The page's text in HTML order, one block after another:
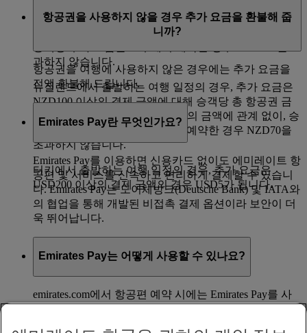
AUD100 이상의 결제 금액에 대해 승객당 총 항공권 금
액의 0.91%에 해당합니다. 항공권의 금액에 관계 없이,
과하지 않습니다.
뉴질랜드에서 출발하는 여행 일정의 경우, 추가 요금은
NZD100 이상의 결제 금액에 대해 승객당 총 항공권 금
액의 1.5%에 해당합니다. 항공권의 금액에 관계 없이, 승
객당 추가 요금은 뉴질랜드에서 예약한 경우 NZD70을
초과하지 않습니다.
터키에서 출발하는 여행 일정의 경우, 추가 요금은
USD200 이상의 결제 금액의 경우 USD5가 됩니다.
항공권을 사용하지 않을 경우 추가 요금을 환불해 줍
니까?
항공권을 여행에 사용하지 않은 경우에는 추가 요금을
전액 환불해 드립니다.
Emirates Pay란 무엇인가요?
Emirates Pay를 이용하면 신용카드 없이도 에미레이트 항
공편 및 서비스를 신속하고 편리하게 결제할 수 있습니
다. Emirates Pay는 도이체방크(Deutsche Bank) 및 IATA와
의 협업을 통해 개발된 비접촉 결제 옵션이라 보안이 더
욱 뛰어납니다.
Emirates Pay는 어떻게 사용할 수 있나요?
emirates.com에서 항공편 예약 시에는 Emirates Pay를 사